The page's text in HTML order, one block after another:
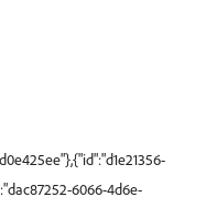
6066-4d6e-